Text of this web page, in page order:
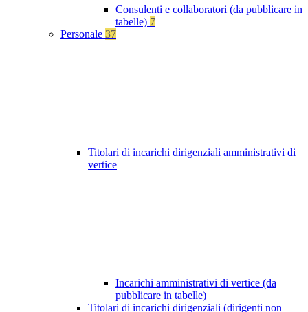
Consulenti e collaboratori (da pubblicare in
tabelle) 7
Personale 37
Titolari di incarichi dirigenziali amministrativi di
vertice
Incarichi amministrativi di vertice (da
pubblicare in tabelle)
Titolari di incarichi dirigenziali (dirigenti non